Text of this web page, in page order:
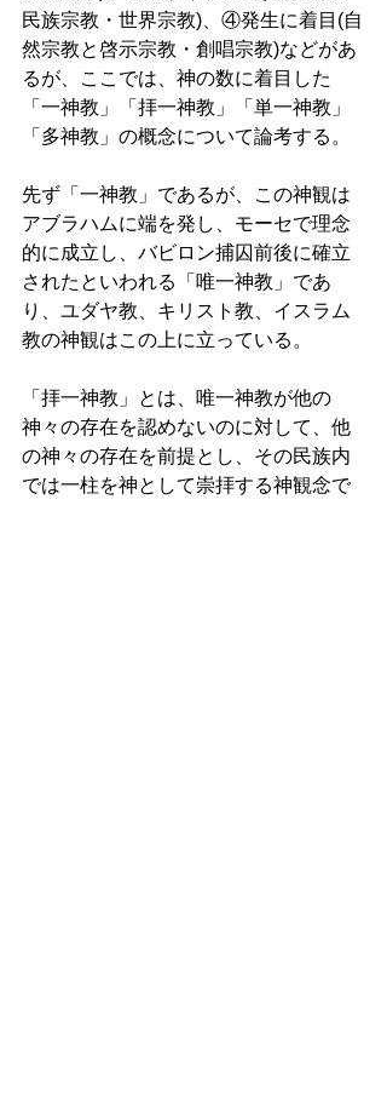
民族宗教・世界宗教)、④発生に着目(自
然宗教と啓示宗教・創唱宗教)などがあ
るが、ここでは、神の数に着目した
「一神教」「拝一神教」「単一神教」
「多神教」の概念について論考する。
先ず「一神教」であるが、この神観は
アブラハムに端を発し、モーセで理念
的に成立し、バビロン捕囚前後に確立
されたといわれる「唯一神教」であ
り、ユダヤ教、キリスト教、イスラム
教の神観はこの上に立っている。
「拝一神教」とは、唯一神教が他の
神々の存在を認めないのに対して、他
の神々の存在を前提とし、その民族内
では一柱を神として崇拝する神観念で